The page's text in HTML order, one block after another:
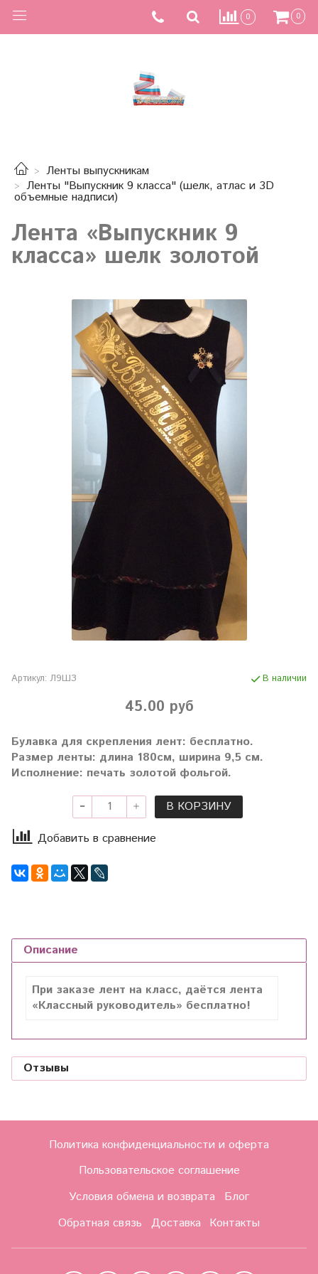
0 0
Ленты выпускникам
Ленты "Выпускник 9 класса" (шелк, атлас и 3D
объемные надписи)
Лента «Выпускник 9
класса» шелк золотой
Артикул: Л9ШЗ В наличии
45.00 руб
Булавка для скрепления лент: бесплатно.
Размер ленты: длина 180см, ширина 9,5 см.
Исполнение: печать золотой фольгой.
В КОРЗИНУ
Добавить в сравнение
Описание
При заказе лент на класс, даётся лента
«Классный руководитель» бесплатно!
Отзывы
Политика конфиденциальности и оферта
Пользовательское соглашение
Условия обмена и возврата
Блог
Обратная связь
Доставка Контакты